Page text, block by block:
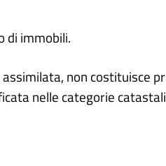
di immobili.
non costituisce
nelle categorie